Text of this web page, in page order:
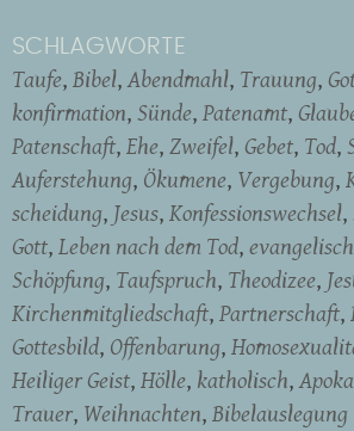
SCHLAGWORTE
Taufe Bibel Abendmahl Trauung
konfirmation Sünde Patenamt
Patenschaft Ehe Zweifel Gebet Tod
Auferstehung Ökumene Vergebung
scheidung Jesus Konfessionswechsel
Gott Leben nach dem Tod
Schöpfung Taufspruch Theodizee
Kirchenmitgliedschaft Partnerschaft
Gottesbild Offenbarung
Heiliger Geist Hölle katholisch
Trauer Weihnachten Bibelauslegung